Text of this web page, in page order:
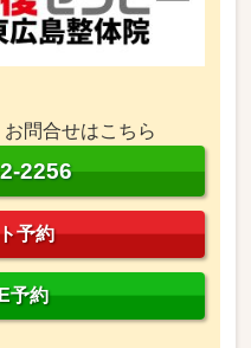
問合せはこちら
2256
予約
予約